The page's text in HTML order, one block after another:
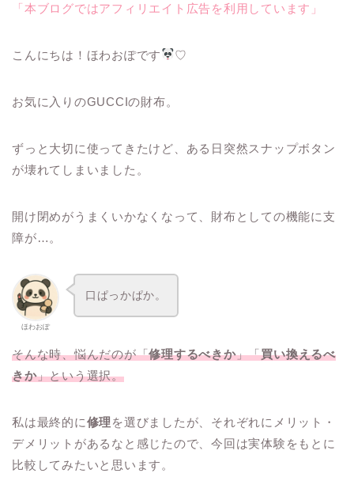
「本ブログではアフィリエイト広告を利用しています」
こんにちは！ほわおぽです ♡
お気に入りのGUCCIの財布。
ずっと大切に使ってきたけど、ある日突然スナップボタン
が壊れてしまいました。
開け閉めがうまくいかなくなって、財布としての機能に支
障が…。
ほわおぽ
口ぱっかぱか。
そんな時、悩んだのが「修理するべきか」「買い換えるべ
きか」という選択。
私は最終的に修理 を選びましたが、それぞれにメリット・
デメリットがあるなと感じたので、今回は実体験をもとに
比較してみたいと思います。